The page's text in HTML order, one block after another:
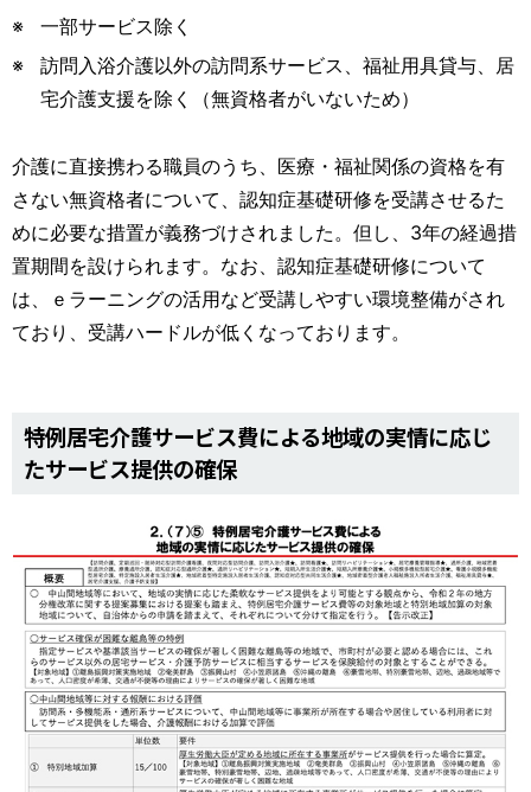
一部サービス除く
訪問入浴介護以外の訪問系サービス、福祉用具貸与、居
宅介護支援を除く（無資格者がいないため）
介護に直接携わる職員のうち、医療・福祉関係の資格を有
さない無資格者について、認知症基礎研修を受講させるた
めに必要な措置が義務づけされました。但し、3年の経過措
置期間を設けられます。なお、認知症基礎研修について
は、ｅラーニングの活用など受講しやすい環境整備がされ
ており、受講ハードルが低くなっております。
特例居宅介護サービス費による地域の実情に応じ
たサービス提供の確保